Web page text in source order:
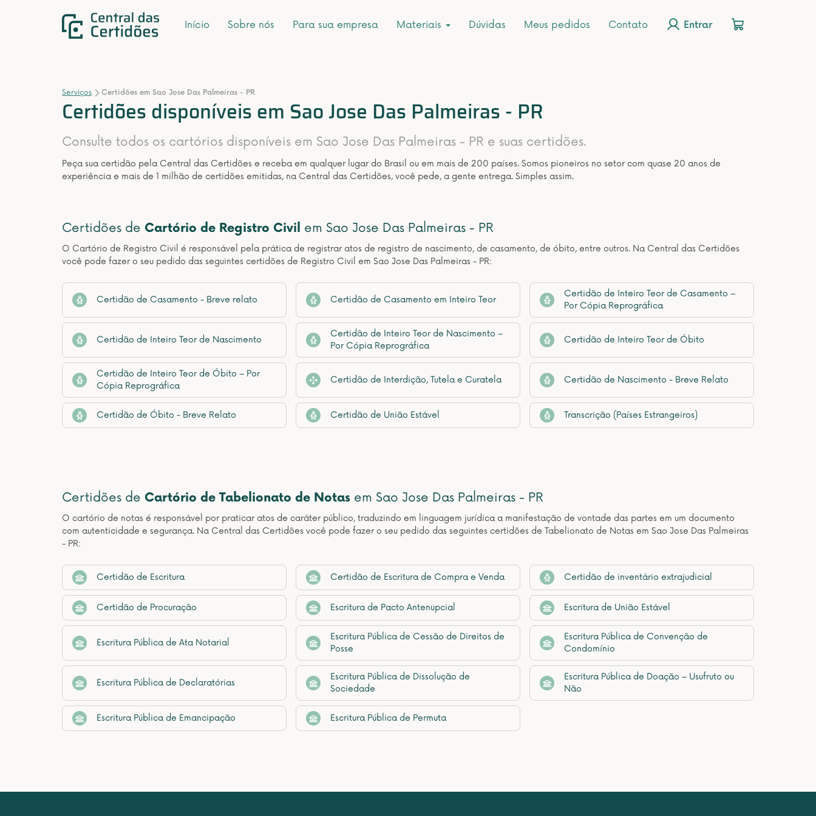
Início Sobre nós Para sua empresa Materiais Dúvidas Meus pedidos Contato Entrar
Serviços Certidões em Sao Jose Das Palmeiras - PR
Certidões disponíveis em Sao Jose Das Palmeiras - PR
Consulte todos os cartórios disponíveis em Sao Jose Das Palmeiras - PR e suas certidões.
Peça sua certidão pela Central das Certidões e receba em qualquer lugar do Brasil ou em mais de 200 países. Somos pioneiros no setor com quase 20 anos de
experiência e mais de 1 milhão de certidões emitidas, na Central das Certidões, você pede, a gente entrega. Simples assim.
Certidões de Cartório de Registro Civil em Sao Jose Das Palmeiras - PR
O Cartório de Registro Civil é responsável pela prática de registrar atos de registro de nascimento, de casamento, de óbito, entre outros. Na Central das Certidões
você pode fazer o seu pedido das seguintes certidões de Registro Civil em Sao Jose Das Palmeiras - PR:
Certidão de Casamento - Breve relato Certidão de Casamento em Inteiro Teor
Certidão de Inteiro Teor de Casamento –
Por Cópia Reprográfica
Certidão de Inteiro Teor de Nascimento
Certidão de Inteiro Teor de Nascimento –
Por Cópia Reprográfica
Certidão de Inteiro Teor de Óbito
Certidão de Inteiro Teor de Óbito – Por
Cópia Reprográfica
Certidão de Interdição, Tutela e Curatela Certidão de Nascimento - Breve Relato
Certidão de Óbito - Breve Relato Certidão de União Estável Transcrição (Países Estrangeiros)
Certidões de Cartório de Tabelionato de Notas em Sao Jose Das Palmeiras - PR
O cartório de notas é responsável por praticar atos de caráter público, traduzindo em linguagem jurídica a manifestação de vontade das partes em um documento
com autenticidade e segurança. Na Central das Certidões você pode fazer o seu pedido das seguintes certidões de Tabelionato de Notas em Sao Jose Das Palmeiras
- PR:
Certidão de Escritura Certidão de Escritura de Compra e Venda Certidão de inventário extrajudicial
Certidão de Procuração Escritura de Pacto Antenupcial Escritura de União Estável
Escritura Pública de Ata Notarial
Escritura Pública de Cessão de Direitos de
Posse
Escritura Pública de Convenção de
Condomínio
Escritura Pública de Declaratórias
Escritura Pública de Dissolução de
Sociedade
Escritura Pública de Doação – Usufruto ou
Não
Escritura Pública de Emancipação Escritura Pública de Permuta